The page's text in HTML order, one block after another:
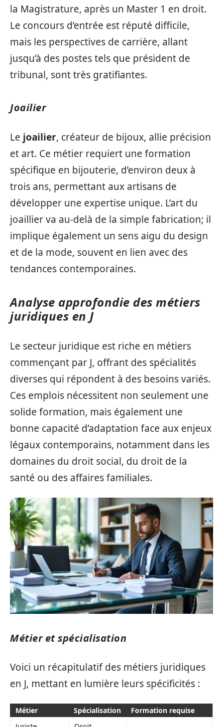
la Magistrature, après un Master 1 en droit.
Le concours d’entrée est réputé difficile,
mais les perspectives de carrière, allant
jusqu’à des postes tels que président de
tribunal, sont très gratifiantes.
Joailier
Le joailier, créateur de bijoux, allie précision
et art. Ce métier requiert une formation
spécifique en bijouterie, d’environ deux à
trois ans, permettant aux artisans de
développer une expertise unique. L’art du
joaillier va au-delà de la simple fabrication; il
implique également un sens aigu du design
et de la mode, souvent en lien avec des
tendances contemporaines.
Analyse approfondie des métiers
juridiques en J
Le secteur juridique est riche en métiers
commençant par J, offrant des spécialités
diverses qui répondent à des besoins variés.
Ces emplois nécessitent non seulement une
solide formation, mais également une
bonne capacité d’adaptation face aux enjeux
légaux contemporains, notamment dans les
domaines du droit social, du droit de la
santé ou des affaires familiales.
Métier et spécialisation
Voici un récapitulatif des métiers juridiques
en J, mettant en lumière leurs spécificités :
Métier Spécialisation Formation requise